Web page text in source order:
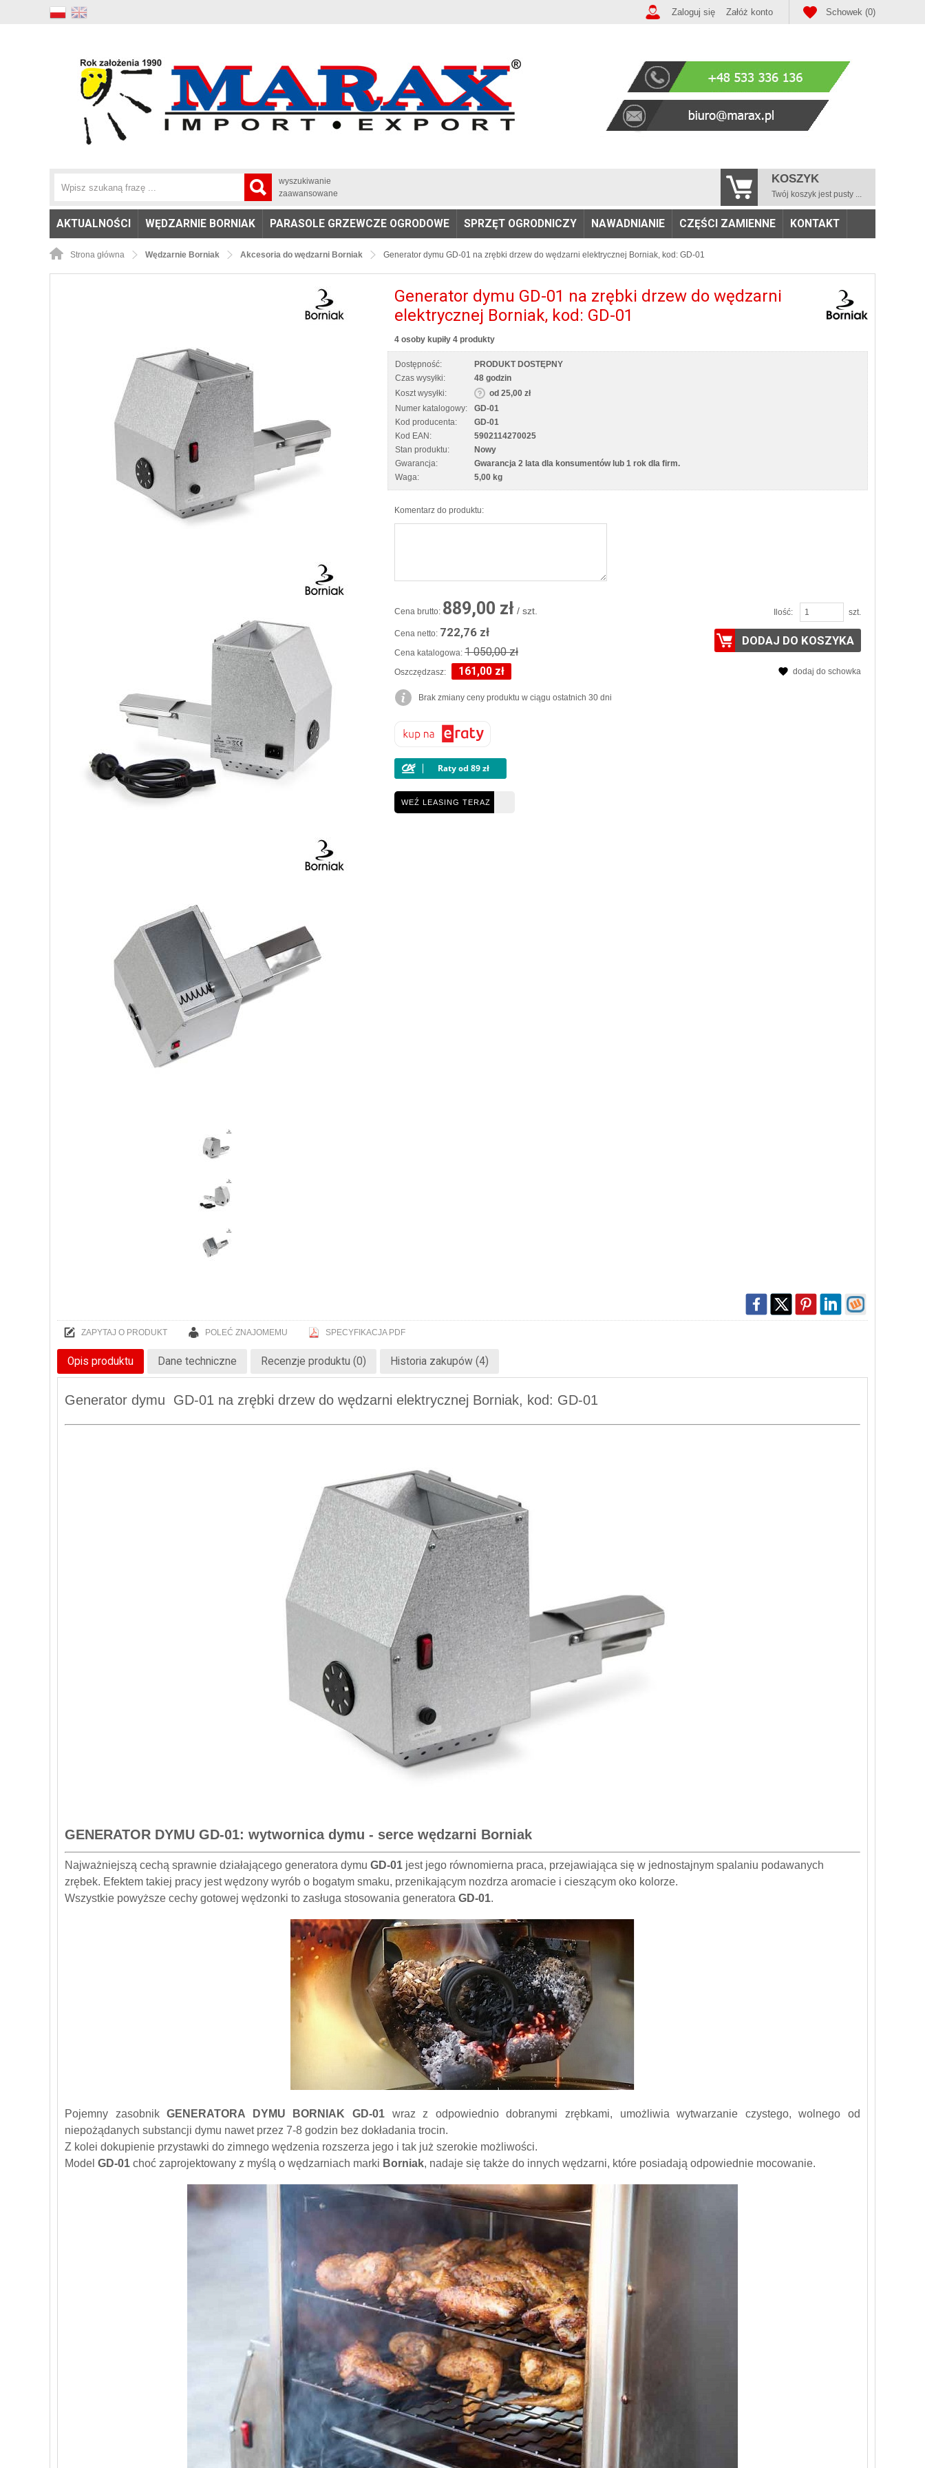
Schowek (0)
Zaloguj się Załóż konto
wyszukiwanie
zaawansowane
KOSZYK
Twój koszyk jest pusty ...
AKTUALNOŚCI WĘDZARNIE BORNIAK PARASOLE GRZEWCZE OGRODOWE SPRZĘT OGRODNICZY NAWADNIANIE CZĘŚCI ZAMIENNE KONTAKT
Strona główna Wędzarnie Borniak Akcesoria do wędzarni Borniak Generator dymu GD-01 na zrębki drzew do wędzarni elektrycznej Borniak, kod: GD-01
Generator dymu GD-01 na zrębki drzew do wędzarni
elektrycznej Borniak, kod: GD-01
4 osoby kupiły 4 produkty
Dostępność:
PRODUKT DOSTĘPNY
Czas wysyłki:
48 godzin
Koszt wysyłki:
od 25,00 zł
Numer katalogowy:
GD-01
Kod producenta:
GD-01
Kod EAN:
5902114270025
Stan produktu:
Nowy
Gwarancja:
Gwarancja 2 lata dla konsumentów lub 1 rok dla firm.
Waga:
5,00 kg
Komentarz do produktu:
Cena brutto: 889,00 zł / szt.
Cena netto: 722,76 zł
Cena katalogowa: 1 050,00 zł
Oszczędzasz: 161,00 zł
Brak zmiany ceny produktu w ciągu ostatnich 30 dni
WEŹ LEASING TERAZ
Ilość: szt.
DODAJ DO KOSZYKA
dodaj do schowka
ZAPYTAJ O PRODUKT POLEĆ ZNAJOMEMU SPECYFIKACJA PDF
Opis produktu Dane techniczne Recenzje produktu (0) Historia zakupów (4)
Generator dymu GD-01 na zrębki drzew do wędzarni elektrycznej Borniak, kod: GD-01
GENERATOR DYMU GD-01: wytwornica dymu - serce wędzarni Borniak
Najważniejszą cechą sprawnie działającego generatora dymu GD-01 jest jego równomierna praca, przejawiająca się w jednostajnym spalaniu podawanych
zrębek. Efektem takiej pracy jest wędzony wyrób o bogatym smaku, przenikającym nozdrza aromacie i cieszącym oko kolorze.
Wszystkie powyższe cechy gotowej wędzonki to zasługa stosowania generatora GD-01.
Pojemny zasobnikGENERATORA DYMU BORNIAK GD-01 wraz z odpowiednio dobranymi zrębkami, umożliwia wytwarzanie czystego, wolnego od
niepożądanych substancji dymu nawet przez 7-8 godzin bez dokładania trocin.
Z kolei dokupienie przystawki do zimnego wędzenia rozszerza jego i tak już szerokie możliwości.
Model GD-01 choć zaprojektowany z myślą o wędzarniach marki Borniak, nadaje się także do innych wędzarni, które posiadają odpowiednie mocowanie.